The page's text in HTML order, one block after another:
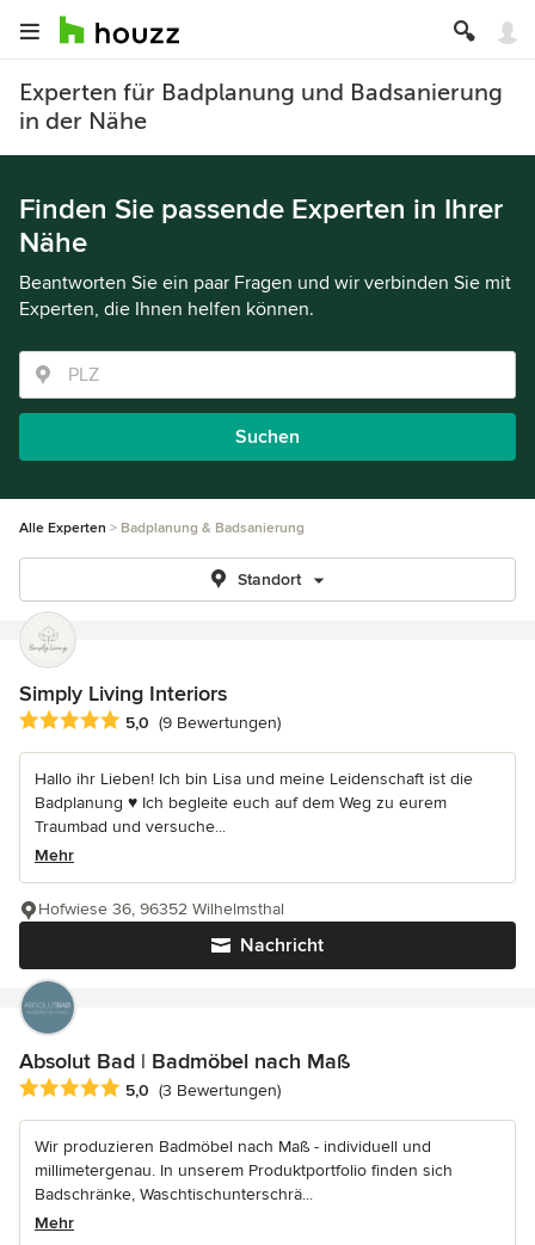
Experten für Badplanung und Badsanierung
in der Nähe
Finden Sie passende Experten in Ihrer
Nähe
Beantworten Sie ein paar Fragen und wir verbinden Sie mit
Experten, die Ihnen helfen können.
Suchen
Alle Experten Badplanung & Badsanierung
Standort
Simply Living Interiors
Durchschnittliche Bewertung: 5 von 5 Sternen
5,0 (9 Bewertungen)
Hallo ihr Lieben! Ich bin Lisa und meine Leidenschaft ist die
Badplanung ♥ Ich begleite euch auf dem Weg zu eurem
Traumbad und versuche...
Mehr
Nachricht
Hofwiese 36, 96352 Wilhelmsthal
Absolut Bad | Badmöbel nach Maß
Durchschnittliche Bewertung: 5 von 5 Sternen
5,0 (3 Bewertungen)
Wir produzieren Badmöbel nach Maß - individuell und
millimetergenau. In unserem Produktportfolio finden sich
Badschränke, Waschtischunterschrä...
Mehr